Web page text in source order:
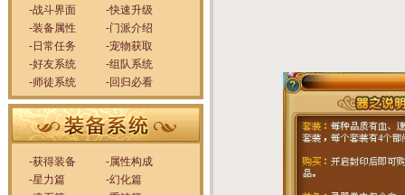
-战斗界面
-快速升级
-装备属性
-门派介绍
-日常任务
-宠物获取
-好友系统
-组队系统
-师徒系统
-回归必看
-获得装备
-属性构成
-星力篇
-幻化篇